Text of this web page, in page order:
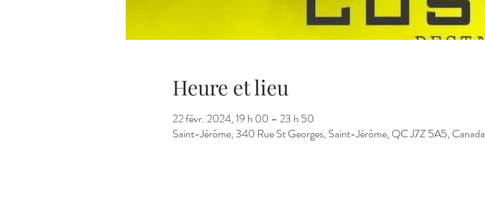
Heure et lieu
22 févr. 2024, 19 h 00 – 23 h 50
Saint-Jérôme, 340 Rue St Georges, Saint-Jérôme, QC J7Z 5A5, Canada